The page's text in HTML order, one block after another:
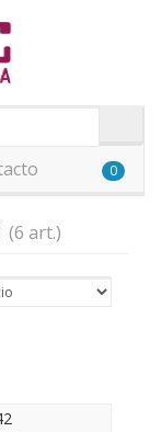
0
(6 art.)